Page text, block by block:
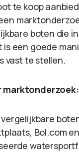
te koop
boten die
is een goede
vast te stellen.
marktonderzoek:
Bol.com en